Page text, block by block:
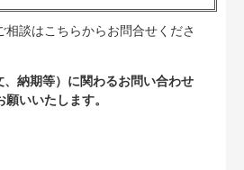
談はこちらからお問合せくださ
納期等）に関わるお問い合わせ
願いいたします。